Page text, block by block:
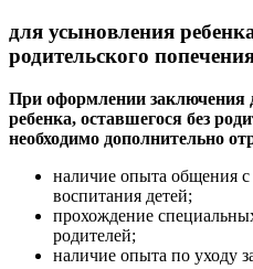
для усыновления
родительского
При оформлении заключения
ребенка, оставшегося без
необходимо дополнительно
наличие опыта общения
воспитания детей;
прохождение
родителей;
наличие опыта по уходу